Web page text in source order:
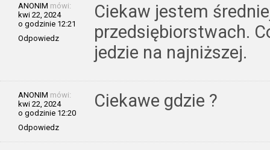
ANONIM mówi:
kwi 22, 2024
o godzinie 12:21
Odpowiedz
Ciekaw jestem
przedsiębiorstwach.
jedzie na najniższej.
ANONIM mówi:
kwi 22, 2024
o godzinie 12:20
Odpowiedz
Ciekawe gdzie ?